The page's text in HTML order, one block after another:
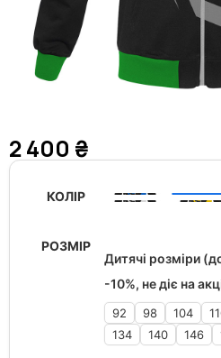
2 400 ₴
КОЛІР
РОЗМІР
Дитячі розміри
-10%, не діє на
92 98 104
134
140 146